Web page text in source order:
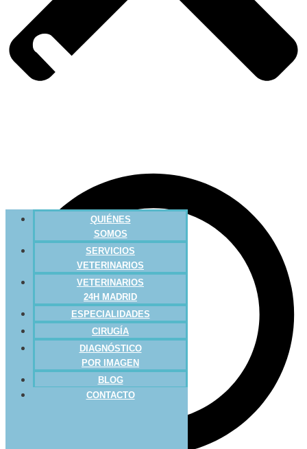
QUIÉNES
SOMOS
SERVICIOS
VETERINARIOS
VETERINARIOS
24H MADRID
ESPECIALIDADES
CIRUGÍA
DIAGNÓSTICO
POR IMAGEN
BLOG
CONTACTO